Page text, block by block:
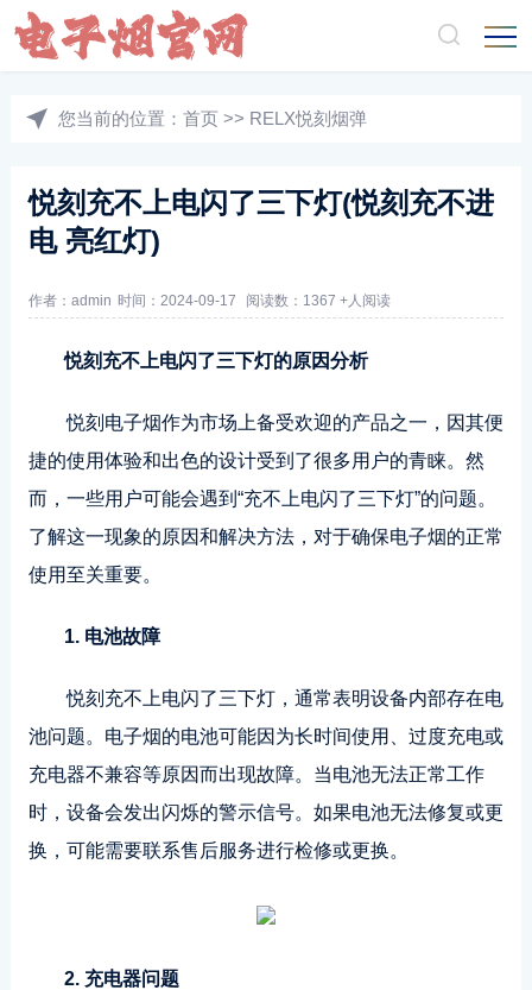
您当前的位置： 首页 >> RELX悦刻烟弹
悦刻充不上电闪了三下灯(悦刻充不进
电 亮红灯)
作者：admin 时间：2024-09-17 阅读数：1367 +人阅读
悦刻充不上电闪了三下灯的原因分析
悦刻电子烟作为市场上备受欢迎的产品之一，因其便
捷的使用体验和出色的设计受到了很多用户的青睐。然
而，一些用户可能会遇到“充不上电闪了三下灯”的问题。
了解这一现象的原因和解决方法，对于确保电子烟的正常
使用至关重要。
1. 电池故障
悦刻充不上电闪了三下灯，通常表明设备内部存在电
池问题。电子烟的电池可能因为长时间使用、过度充电或
充电器不兼容等原因而出现故障。当电池无法正常工作
时，设备会发出闪烁的警示信号。如果电池无法修复或更
换，可能需要联系售后服务进行检修或更换。
2. 充电器问题